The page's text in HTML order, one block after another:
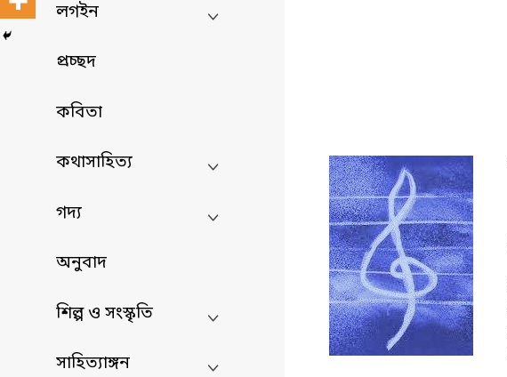
লগইন
প্রচ্ছদ
কবিতা
কথাসাহিত্য
গদ্য
অনুবাদ
শিল্প ও সংস্কৃতি
সাহিত্যাঙ্গন